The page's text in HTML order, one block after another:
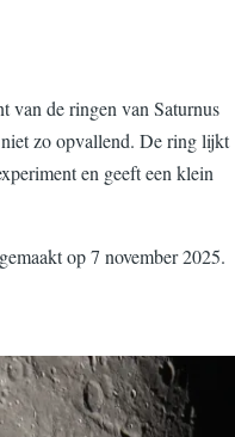
van de ringen van Saturnus
zo opvallend. De ring lijkt
en geeft een klein
op 7 november 2025.